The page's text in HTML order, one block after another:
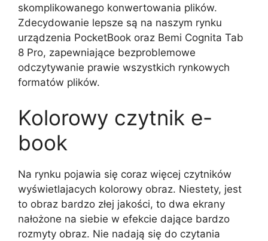
skomplikowanego konwertowania plików.
Zdecydowanie lepsze są na naszym rynku
urządzenia PocketBook oraz Bemi Cognita Tab
8 Pro, zapewniające bezproblemowe
odczytywanie prawie wszystkich rynkowych
formatów plików.
Kolorowy czytnik e-
book
Na rynku pojawia się coraz więcej czytników
wyświetlajacych kolorowy obraz. Niestety, jest
to obraz bardzo złej jakości, to dwa ekrany
nałożone na siebie w efekcie dające bardzo
rozmyty obraz. Nie nadają się do czytania